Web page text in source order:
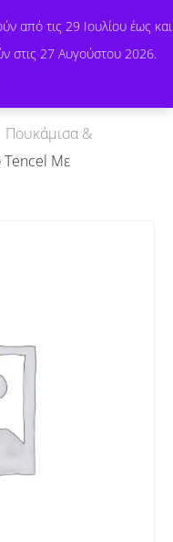
από τις 29 Ιουλίου έως και
στις 27 Αυγούστου 2026.
Πουκάμισα &
Tencel Με